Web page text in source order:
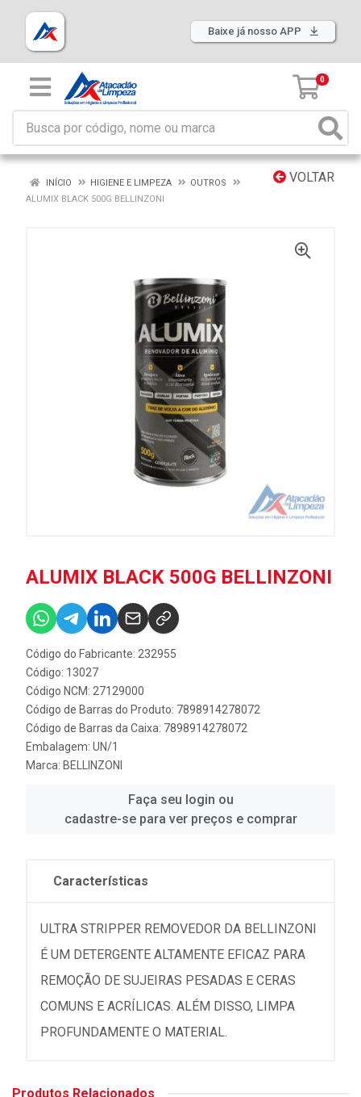
Baixe já nosso APP
0
VOLTAR
INÍCIO HIGIENE E LIMPEZA
OUTROS
ALUMIX BLACK 500G BELLINZONI
ALUMIX BLACK 500G BELLINZONI
Código do Fabricante: 232955
Código: 13027
Código NCM: 27129000
Código de Barras do Produto: 7898914278072
Código de Barras da Caixa: 7898914278072
Embalagem: UN/1
Marca: BELLINZONI
Faça seu login ou
cadastre-se para ver preços e comprar
Características
ULTRA STRIPPER REMOVEDOR DA BELLINZONI
É UM DETERGENTE ALTAMENTE EFICAZ PARA
REMOÇÃO DE SUJEIRAS PESADAS E CERAS
COMUNS E ACRÍLICAS. ALÉM DISSO, LIMPA
PROFUNDAMENTE O MATERIAL.
Produtos Relacionados